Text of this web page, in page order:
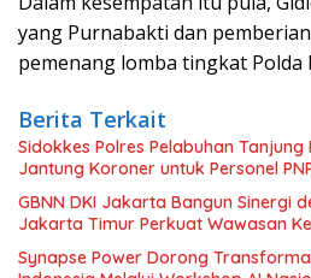
yang Purnabakti dan
pemenang lomba tingkat Polda
Berita Terkait
Sidokkes Polres Pelabuhan Tanjung
Jantung Koroner untuk Personel
GBNN DKI Jakarta Bangun Sinergi
Jakarta Timur Perkuat Wawasan
Synapse Power Dorong